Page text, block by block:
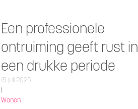
Een professionele
ontruiming geeft rust in
een drukke periode
15 juli 2025
|
Wonen